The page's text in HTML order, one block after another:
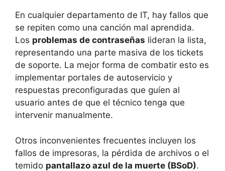
En cualquier departamento de IT, hay fallos que
se repiten como una canción mal aprendida.
Los problemas de contraseñas lideran la lista,
representando una parte masiva de los tickets
de soporte. La mejor forma de combatir esto es
implementar portales de autoservicio y
respuestas preconfiguradas que guíen al
usuario antes de que el técnico tenga que
intervenir manualmente.
Otros inconvenientes frecuentes incluyen los
fallos de impresoras, la pérdida de archivos o el
temido pantallazo azul de la muerte (BSoD).